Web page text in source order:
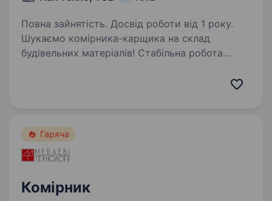
Повна зайнятість. Досвід роботи від 1 року.
Шукаємо комірника-карщика на склад
будівельних матеріалів! Стабільна робота
Гаряча
Комірник